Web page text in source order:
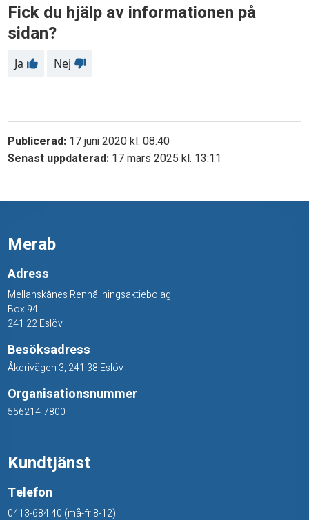
Fick du hjälp av informationen på
sidan?
Ja Nej
Publicerad: 17 juni 2020 kl. 08:40
Senast uppdaterad: 17 mars 2025 kl. 13:11
Merab
Adress
Mellanskånes Renhållningsaktiebolag
Box 94
241 22 Eslöv
Besöksadress
Åkerivägen 3, 241 38 Eslöv
Organisationsnummer
556214-7800
Kundtjänst
Telefon
0413-684 40 (må-fr 8-12)